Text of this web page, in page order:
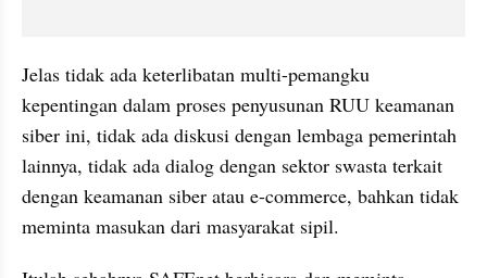
Jelas tidak ada keterlibatan multi-pemangku
kepentingan dalam proses penyusunan RUU keamanan
siber ini, tidak ada diskusi dengan lembaga pemerintah
lainnya, tidak ada dialog dengan sektor swasta terkait
dengan keamanan siber atau e-commerce, bahkan tidak
meminta masukan dari masyarakat sipil.